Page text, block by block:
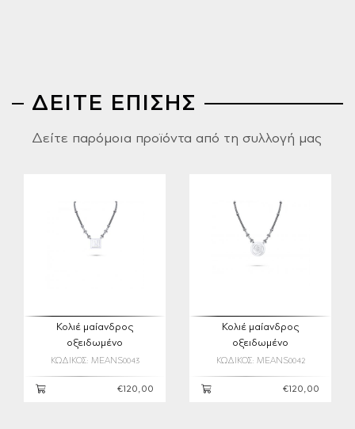
ΔΕΙΤΕ ΕΠΙΣΗΣ
Δείτε παρόμοια προϊόντα από τη συλλογή μας
Κολιέ μαίανδρος
οξειδωμένο
ΚΩΔΙΚΟΣ: MEANS0043
€120,00
Κολιέ μαίανδρος
οξειδωμένο
ΚΩΔΙΚΟΣ: MEANS0042
€120,00